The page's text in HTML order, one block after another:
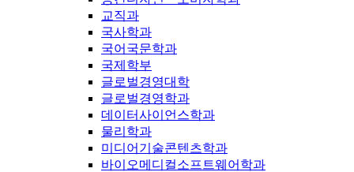
교직과
국사학과
국어국문학과
국제학부
글로벌경영대학
글로벌경영학과
데이터사이언스학과
물리학과
미디어기술콘텐츠학과
바이오메디컬소프트웨어학과